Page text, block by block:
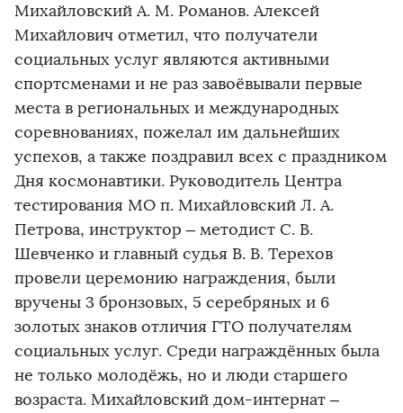
Михайловский А. М. Романов. Алексей
Михайлович отметил, что получатели
социальных услуг являются активными
спортсменами и не раз завоёвывали первые
места в региональных и международных
соревнованиях, пожелал им дальнейших
успехов, а также поздравил всех с праздником
Дня космонавтики. Руководитель Центра
тестирования МО п. Михайловский Л. А.
Петрова, инструктор – методист С. В.
Шевченко и главный судья В. В. Терехов
провели церемонию награждения, были
вручены 3 бронзовых, 5 серебряных и 6
золотых знаков отличия ГТО получателям
социальных услуг. Среди награждённых была
не только молодёжь, но и люди старшего
возраста. Михайловский дом-интернат –